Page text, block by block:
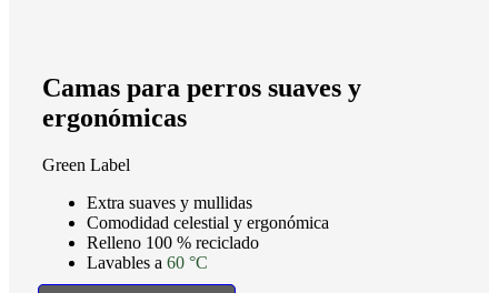
Camas para perros suaves y
ergonómicas
Green Label
Extra suaves y mullidas
Comodidad celestial y ergonómica
Relleno 100 % reciclado
Lavables a 60 °C